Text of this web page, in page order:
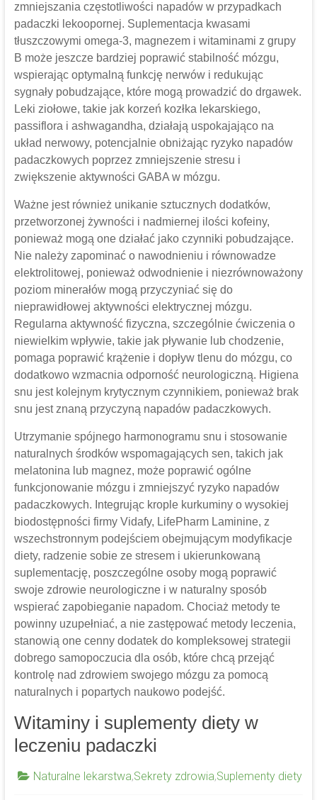
zmniejszania częstotliwości napadów w przypadkach
padaczki lekoopornej. Suplementacja kwasami
tłuszczowymi omega-3, magnezem i witaminami z grupy
B może jeszcze bardziej poprawić stabilność mózgu,
wspierając optymalną funkcję nerwów i redukując
sygnały pobudzające, które mogą prowadzić do drgawek.
Leki ziołowe, takie jak korzeń kozłka lekarskiego,
passiflora i ashwagandha, działają uspokajająco na
układ nerwowy, potencjalnie obniżając ryzyko napadów
padaczkowych poprzez zmniejszenie stresu i
zwiększenie aktywności GABA w mózgu.
Ważne jest również unikanie sztucznych dodatków,
przetworzonej żywności i nadmiernej ilości kofeiny,
ponieważ mogą one działać jako czynniki pobudzające.
Nie należy zapominać o nawodnieniu i równowadze
elektrolitowej, ponieważ odwodnienie i niezrównoważony
poziom minerałów mogą przyczyniać się do
nieprawidłowej aktywności elektrycznej mózgu.
Regularna aktywność fizyczna, szczególnie ćwiczenia o
niewielkim wpływie, takie jak pływanie lub chodzenie,
pomaga poprawić krążenie i dopływ tlenu do mózgu, co
dodatkowo wzmacnia odporność neurologiczną. Higiena
snu jest kolejnym krytycznym czynnikiem, ponieważ brak
snu jest znaną przyczyną napadów padaczkowych.
Utrzymanie spójnego harmonogramu snu i stosowanie
naturalnych środków wspomagających sen, takich jak
melatonina lub magnez, może poprawić ogólne
funkcjonowanie mózgu i zmniejszyć ryzyko napadów
padaczkowych. Integrując krople kurkuminy o wysokiej
biodostępności firmy Vidafy, LifePharm Laminine, z
wszechstronnym podejściem obejmującym modyfikacje
diety, radzenie sobie ze stresem i ukierunkowaną
suplementację, poszczególne osoby mogą poprawić
swoje zdrowie neurologiczne i w naturalny sposób
wspierać zapobieganie napadom. Chociaż metody te
powinny uzupełniać, a nie zastępować metody leczenia,
stanowią one cenny dodatek do kompleksowej strategii
dobrego samopoczucia dla osób, które chcą przejąć
kontrolę nad zdrowiem swojego mózgu za pomocą
naturalnych i popartych naukowo podejść.
Witaminy i suplementy diety w
leczeniu padaczki
Naturalne lekarstwa,Sekrety zdrowia,Suplementy diety